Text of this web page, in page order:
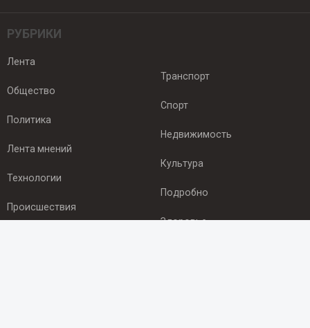
РУБРИКИ
Лента
Общество
Политика
Лента мнений
Технологии
Происшествия
Транспорт
Спорт
Недвижимость
Культура
Подробно
Здоровье